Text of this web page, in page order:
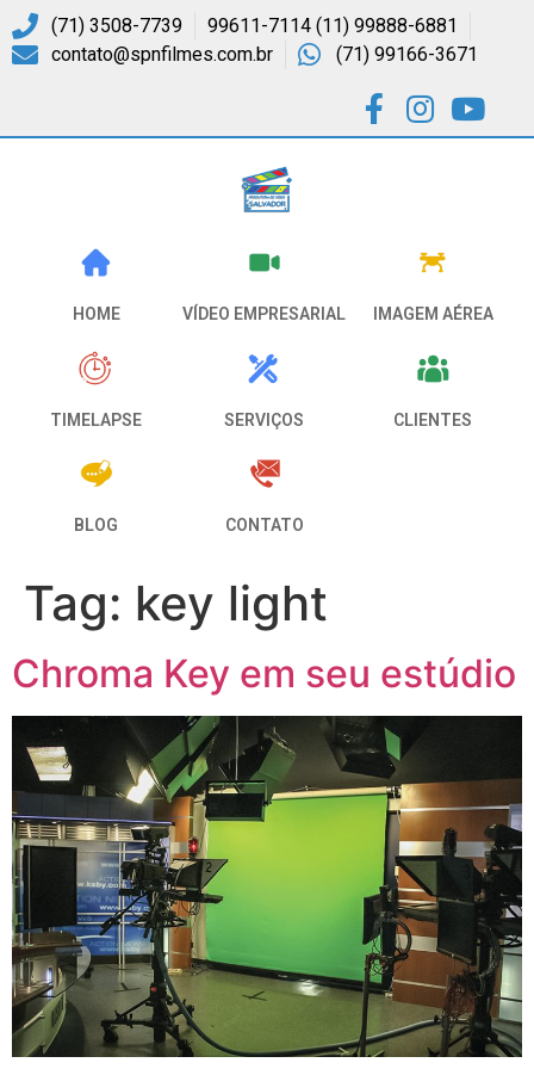
(71) 3508-7739
99611-7114 (11) 99888-6881
contato@spnfilmes.com.br
(71) 99166-3671
HOME VÍDEO EMPRESARIAL IMAGEM AÉREA
TIMELAPSE SERVIÇOS CLIENTES
BLOG CONTATO
Tag: key light
Chroma Key em seu estúdio